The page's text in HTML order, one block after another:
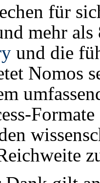
für
mehr
und die
Nomos